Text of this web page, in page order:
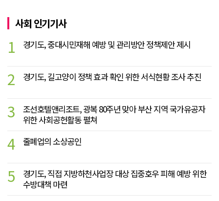
사회 인기기사
1 경기도, 중대시민재해 예방 및 관리방안 정책제안 제시
2 경기도, 길고양이 정책 효과 확인 위한 서식현황 조사 추진
3
조선호텔앤리조트, 광복 80주년 맞아 부산 지역 국가유공자
위한 사회공헌활동 펼쳐
4 줄폐업의 소상공인
5
경기도, 직접 지방하천사업장 대상 집중호우 피해 예방 위한
수방대책 마련